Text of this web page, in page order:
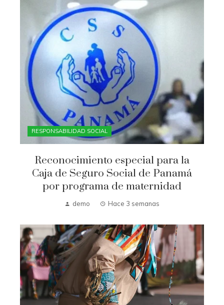
RESPONSABILIDAD SOCIAL
Reconocimiento especial para la
Caja de Seguro Social de Panamá
por programa de maternidad
demo Hace 3 semanas